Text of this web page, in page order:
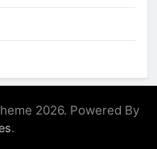
2026. Powered By
.